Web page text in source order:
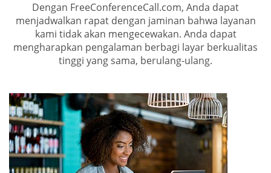
Dengan FreeConferenceCall.com, Anda dapat
menjadwalkan rapat dengan jaminan bahwa layanan
kami tidak akan mengecewakan. Anda dapat
mengharapkan pengalaman berbagi layar berkualitas
tinggi yang sama, berulang-ulang.